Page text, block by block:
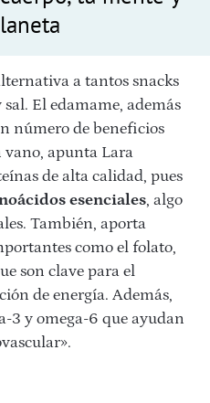
a tantos snacks
El edamame, además
número de beneficios
vano, apunta Lara
de alta calidad, pues
esenciales, algo
También, aporta
como el folato,
son clave para el
de energía. Además,
3 y omega-6 que ayudan